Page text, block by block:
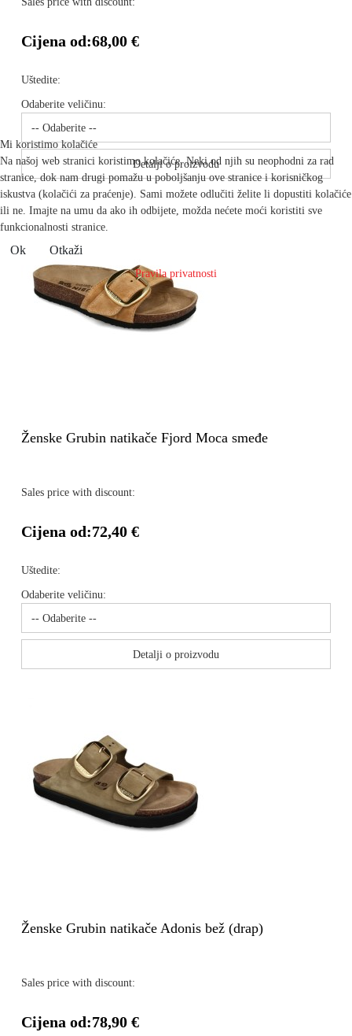
Cijena od:68,00 €
Uštedite:
Odaberite veličinu:
Detalji o proizvodu
Ženske Grubin natikače Fjord Moca smeđe
Sales price with discount:
Cijena od:72,40 €
Uštedite:
Odaberite veličinu:
Detalji o proizvodu
Ženske Grubin natikače Adonis bež (drap)
Sales price with discount:
Cijena od:78,90 €
Mi koristimo kolačiće
Na našoj web stranici koristimo kolačiće. Neki od njih su neophodni za rad
stranice, dok nam drugi pomažu u poboljšanju ove stranice i korisničkog
iskustva (kolačići za praćenje). Sami možete odlučiti želite li dopustiti kolačiće
ili ne. Imajte na umu da ako ih odbijete, možda nećete moći koristiti sve
funkcionalnosti stranice.
Ok Otkaži
Pravila privatnosti